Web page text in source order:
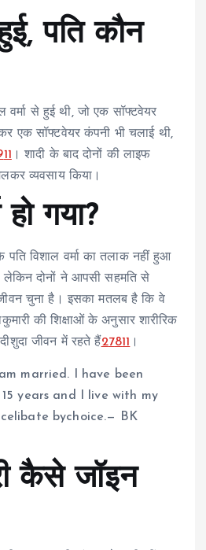
पति कौन
वर्मा से हुई थी, जो एक सॉफ्टवेयर
एक सॉफ्टवेयर कंपनी भी चलाई थी,
11 । शादी के बाद दोनों की लाइफ
व्यवसाय किया।
हो गया?
विशाल वर्मा का तलाक नहीं हुआ
लेकिन दोनों ने आपसी सहमति से
जीवन चुना है। इसका मतलब है कि वे
की शिक्षाओं के अनुसार शारीरिक
जीवन में रहते हैं27811 ।
married. I have been
years and I live with my
bychoice.— BK
कैसे जॉइन